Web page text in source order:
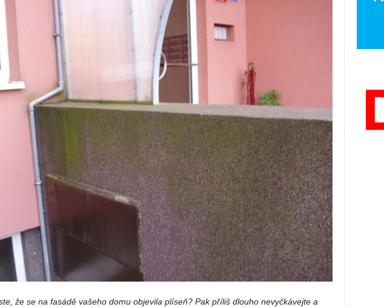
že se na fasádě vašeho domu objevila plíseň? Pak příliš dlouho nevyčkávejte a